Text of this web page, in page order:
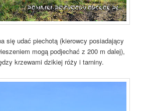
się udać piechotą (kierowcy posiadający
mogą podjechać z 200 m dalej),
krzewami dzikiej róży i tarniny.